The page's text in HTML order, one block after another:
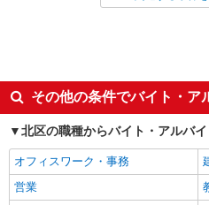
入社日応相談
経験者・有資格者歓迎
女性活躍中
フリーター歓迎
ブランクOK
その他の条件でバイト・ア
北区の職種からバイト・アルバ
オフィスワーク・事務
営業